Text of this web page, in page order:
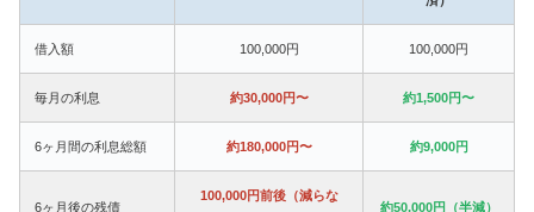
借入額 100,000円 100,000円
毎月の利息 約30,000円〜 約1,500円〜
6ヶ月間の利息総額 約180,000円〜 約9,000円
6ヶ月後の残債
100,000円前後（減らな
約50,000円（半減）